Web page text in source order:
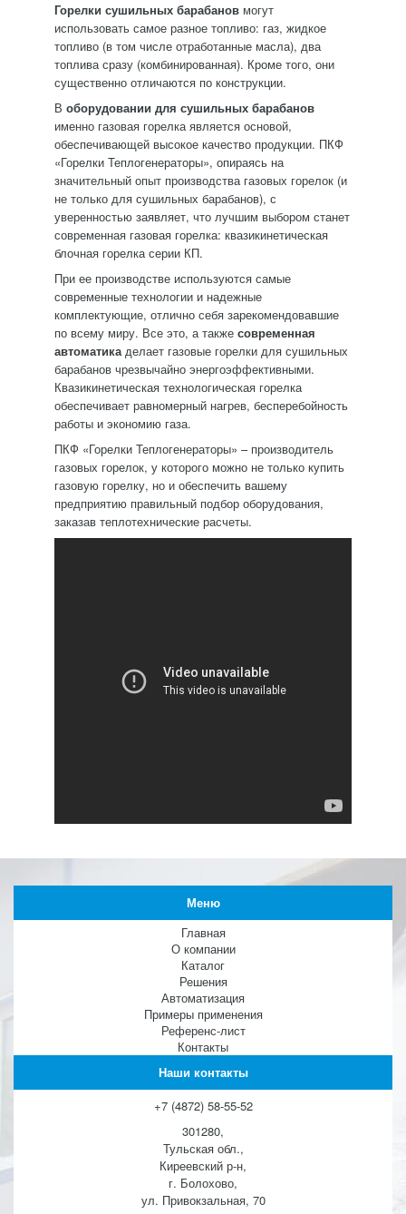
Горелки сушильных барабанов могут
использовать самое разное топливо: газ, жидкое
топливо (в том числе отработанные масла), два
топлива сразу (комбинированная). Кроме того, они
существенно отличаются по конструкции.
В оборудовании для сушильных барабанов
именно газовая горелка является основой,
обеспечивающей высокое качество продукции. ПКФ
«Горелки Теплогенераторы», опираясь на
значительный опыт производства газовых горелок (и
не только для сушильных барабанов), с
уверенностью заявляет, что лучшим выбором станет
современная газовая горелка: квазикинетическая
блочная горелка серии КП.
При ее производстве используются самые
современные технологии и надежные
комплектующие, отлично себя зарекомендовавшие
по всему миру. Все это, а также современная
автоматикаделает газовые горелки для сушильных
барабанов чрезвычайно энергоэффективными.
Квазикинетическая технологическая горелка
обеспечивает равномерный нагрев, бесперебойность
работы и экономию газа.
ПКФ «Горелки Теплогенераторы» – производитель
газовых горелок, у которого можно не только купить
газовую горелку, но и обеспечить вашему
предприятию правильный подбор оборудования,
заказав теплотехнические расчеты.
Меню
Главная
О компании
Каталог
Решения
Автоматизация
Примеры применения
Референс-лист
Контакты
Наши контакты
+7 (4872) 58-55-52
301280,
Тульская обл.,
Киреевский р-н,
г. Болохово,
ул. Привокзальная, 70